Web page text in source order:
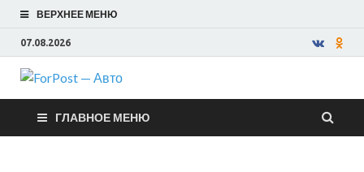
ВЕРХНЕЕ МЕНЮ
07.08.2026
ForPost —
Авто
ГЛАВНОЕ МЕНЮ